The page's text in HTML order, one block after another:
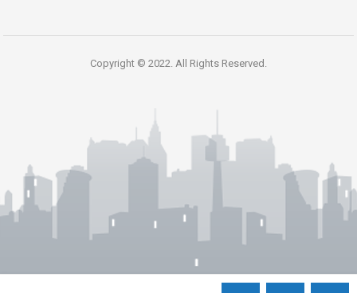
Copyright © 2022. All Rights Reserved.